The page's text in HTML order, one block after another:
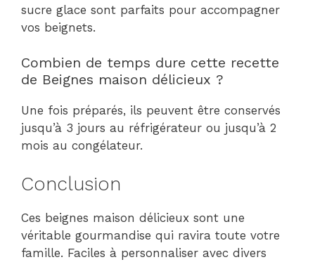
sucre glace sont parfaits pour accompagner
vos beignets.
Combien de temps dure cette recette
de Beignes maison délicieux ?
Une fois préparés, ils peuvent être conservés
jusqu’à 3 jours au réfrigérateur ou jusqu’à 2
mois au congélateur.
Conclusion
Ces beignes maison délicieux sont une
véritable gourmandise qui ravira toute votre
famille. Faciles à personnaliser avec divers